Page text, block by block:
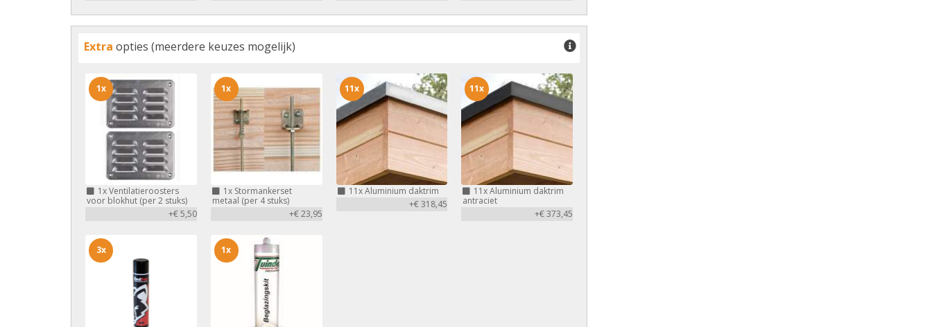
Extra opties (meerdere keuzes mogelijk)
1xVentilatieroosters
voor blokhut (per 2 stuks)
+€ 5,50
1x
1xStormankerset
metaal (per 4 stuks)
+€ 23,95
1x
11xAluminium daktrim
+€ 318,45
11x
11xAluminium daktrim
antraciet
+€ 373,45
11x
3x 1x